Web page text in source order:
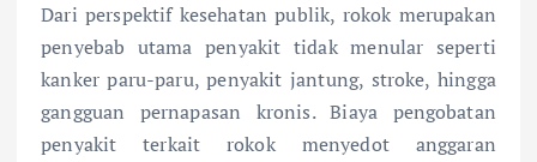
Dari perspektif kesehatan publik, rokok merupakan
penyebab utama penyakit tidak menular seperti
kanker paru-paru, penyakit jantung, stroke, hingga
gangguan pernapasan kronis. Biaya pengobatan
penyakit terkait rokok menyedot anggaran